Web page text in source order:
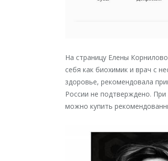
На страницу Елены
себя как биохимик и врач с
здоровье, рекомендовала
России не подтверждено.
можно купить